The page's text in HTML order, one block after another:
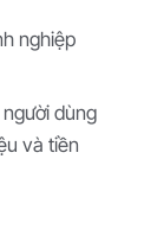
nghiệp
dùng
và tiền